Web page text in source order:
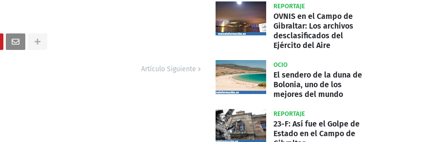
Artículo Siguiente
REPORTAJE
OVNIS en el Campo de
Gibraltar: Los archivos
desclasificados del
Ejército del Aire
OCIO
El sendero de la duna de
Bolonia, uno de los
mejores del mundo
REPORTAJE
23-F: Así fue el Golpe de
Estado en el Campo de